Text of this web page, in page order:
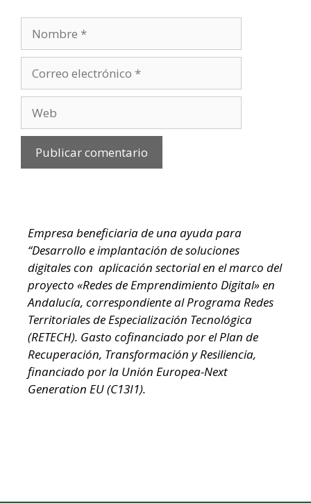
electrónico
Empresa beneficiaria de una ayuda para
“Desarrollo e implantación de soluciones
digitales con aplicación sectorial en el marco del
proyecto «Redes de Emprendimiento Digital» en
Andalucía, correspondiente al Programa Redes
Territoriales de Especialización Tecnológica
(RETECH). Gasto cofinanciado por el Plan de
Recuperación, Transformación y Resiliencia,
financiado por la Unión Europea-Next
Generation EU (C13I1).